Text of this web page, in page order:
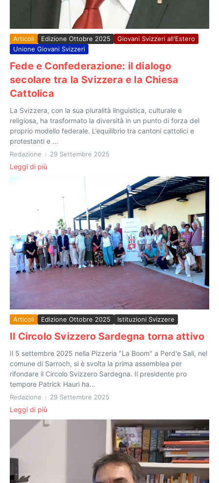
Articoli Edizione Ottobre 2025
Giovani Svizzeri all'Estero
Unione Giovani Svizzeri
Fede e Confederazione: il dialogo
secolare tra la Svizzera e la Chiesa
Cattolica
La Svizzera, con la sua pluralità linguistica, culturale e
religiosa, ha trasformato la diversità in un punto di forza del
proprio modello federale. L’equilibrio tra cantoni cattolici e
protestanti e ...
Redazione 29 Settembre 2025
Leggi di più
Articoli Edizione Ottobre 2025 Istituzioni Svizzere
Il Circolo Svizzero Sardegna torna attivo
Il 5 settembre 2025 nella Pizzeria "La Boom" a Perd'e Sali, nel
comune di Sarroch, si è svolta la prima assemblea per
rifondare il Circolo Svizzero Sardegna. Il presidente pro
tempore Patrick Hauri ha...
Redazione 29 Settembre 2025
Leggi di più